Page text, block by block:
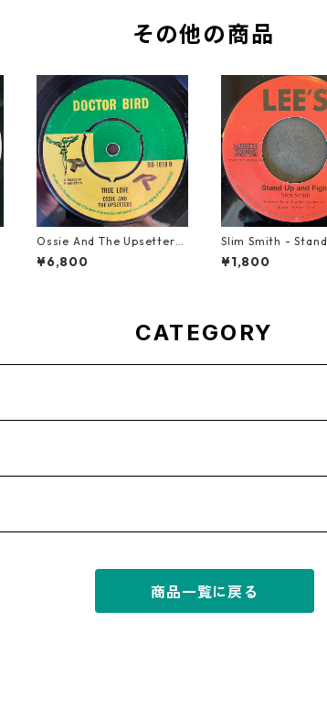
その他の商品
Ossie And The Upsetters
- True Love【7-22000】
¥6,800
Slim Smith - Stand
Fight 【7-21832】
¥1,800
CATEGORY
商品一覧に戻る